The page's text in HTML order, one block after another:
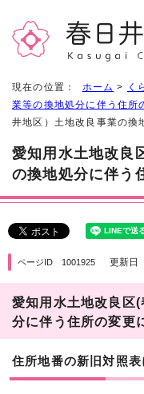
現在の位置： ホーム > く
業等の換地処分に伴う住所
井地区）土地改良事業の換
愛知用水土地改良
の換地処分に伴う
ページID 1001925 更新日
愛知用水土地改良区
分に伴う住所の変更
住所地番の新旧対照表